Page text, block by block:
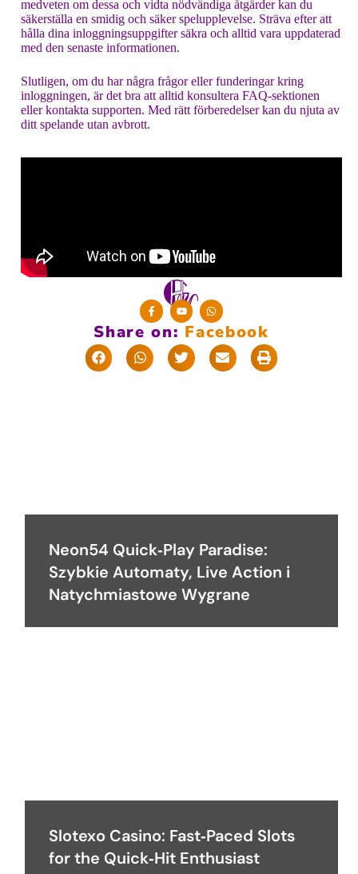
medveten om dessa och vidta nödvändiga åtgärder kan du
säkerställa en smidig och säker spelupplevelse. Sträva efter att
hålla dina inloggningsuppgifter säkra och alltid vara uppdaterad
med den senaste informationen.
Slutligen, om du har några frågor eller funderingar kring
inloggningen, är det bra att alltid konsultera FAQ-sektionen
eller kontakta supporten. Med rätt förberedelser kan du njuta av
ditt spelande utan avbrott.
Share on: Facebook
Neon54 Quick‑Play Paradise:
Szybkie Automaty, Live Action i
Natychmiastowe Wygrane
Slotexo Casino: Fast‑Paced Slots
for the Quick‑Hit Enthusiast